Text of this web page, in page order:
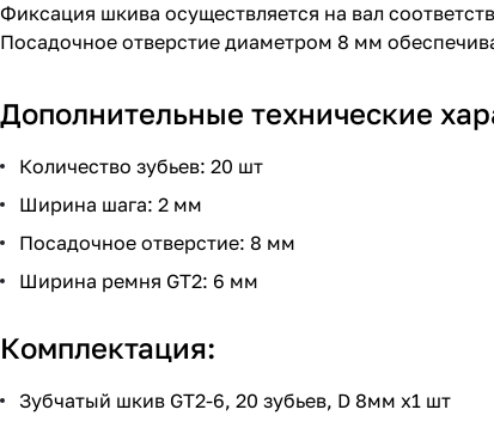
Фиксация шкива осуществляется на вал
Посадочное отверстие диаметром 8 мм
Дополнительные технические
Количество зубьев: 20 шт
Ширина шага: 2 мм
Посадочное отверстие: 8 мм
Ширина ремня GT2: 6 мм
Комплектация:
Зубчатый шкив GT2-6, 20 зубьев, D 8мм x1 шт